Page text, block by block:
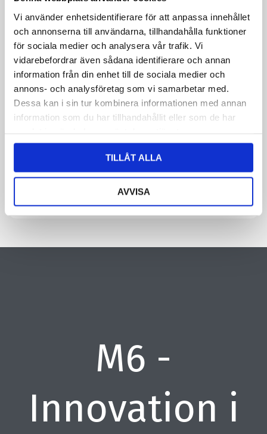
Vi använder enhetsidentifierare för att anpassa innehållet
och annonserna till användarna, tillhandahålla funktioner
för sociala medier och analysera vår trafik. Vi
vidarebefordrar även sådana identifierare och annan
information från din enhet till de sociala medier och
annons- och analysföretag som vi samarbetar med.
Dessa kan i sin tur kombinera informationen med annan
information som du har tillhandahållit eller som de har
TILLÅT ALLA
AVVISA
Meddelande *
Genom att skicka formuläret godkänner du att vi sparar
information om dig. Läs mer om hur vi behandlar dina
personuppgifter i vår integritetspolicy.
M6 -
Innovation i